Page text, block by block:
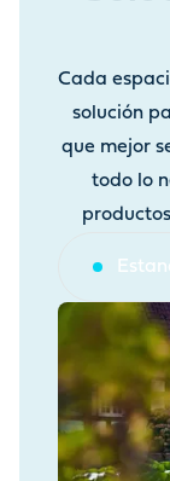
Cada
solución
que mejor
todo lo